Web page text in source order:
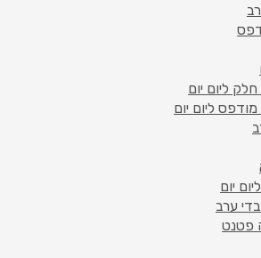
ליום יום
ליום יום
יום
ערב
פטנט